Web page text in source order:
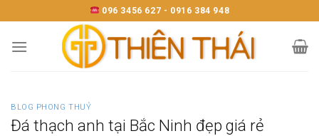
to
content
096 3456 627 - 0916 384 948
BLOG PHONG THUỶ
Đá thạch anh tại Bắc Ninh đẹp giá rẻ